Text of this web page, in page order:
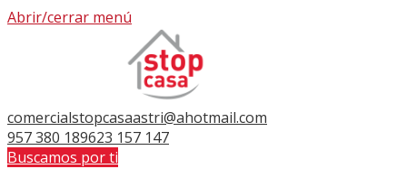
Abrir/cerrar menú
comercialstopcasaastri@ahotmail.com
957 380 189623 157 147
Buscamos por ti